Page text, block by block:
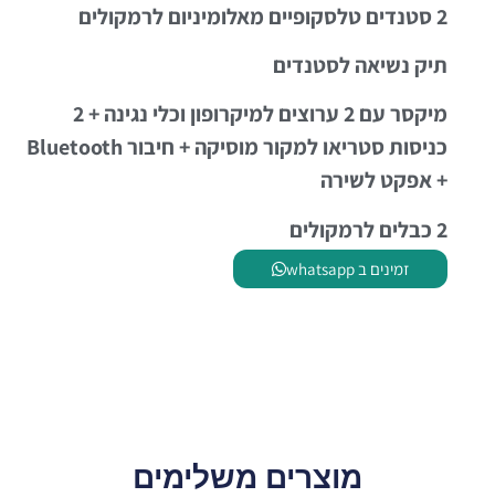
2 סטנדים טלסקופיים מאלומיניום לרמקולים
תיק נשיאה לסטנדים
מיקסר עם 2 ערוצים למיקרופון וכלי נגינה + 2
כניסות סטריאו למקור מוסיקה + חיבור Bluetooth
+ אפקט לשירה
2 כבלים לרמקולים
זמינים ב whatsapp
מוצרים משלימים